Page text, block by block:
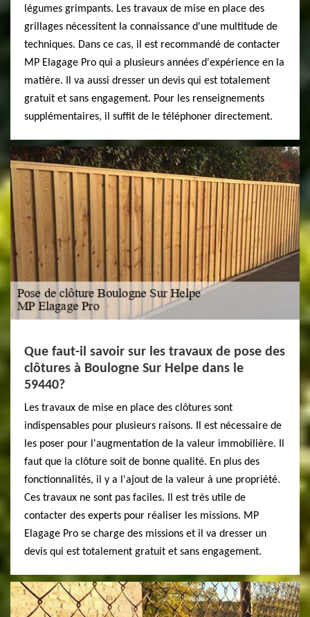
légumes grimpants. Les travaux de mise en place des
grillages nécessitent la connaissance d'une multitude de
techniques. Dans ce cas, il est recommandé de contacter
MP Elagage Pro qui a plusieurs années d'expérience en la
matière. Il va aussi dresser un devis qui est totalement
gratuit et sans engagement. Pour les renseignements
supplémentaires, il suffit de le téléphoner directement.
Que faut-il savoir sur les travaux de pose des
clôtures à Boulogne Sur Helpe dans le
59440?
Les travaux de mise en place des clôtures sont
indispensables pour plusieurs raisons. Il est nécessaire de
les poser pour l'augmentation de la valeur immobilière. Il
faut que la clôture soit de bonne qualité. En plus des
fonctionnalités, il y a l'ajout de la valeur à une propriété.
Ces travaux ne sont pas faciles. Il est très utile de
contacter des experts pour réaliser les missions. MP
Elagage Pro se charge des missions et il va dresser un
devis qui est totalement gratuit et sans engagement.